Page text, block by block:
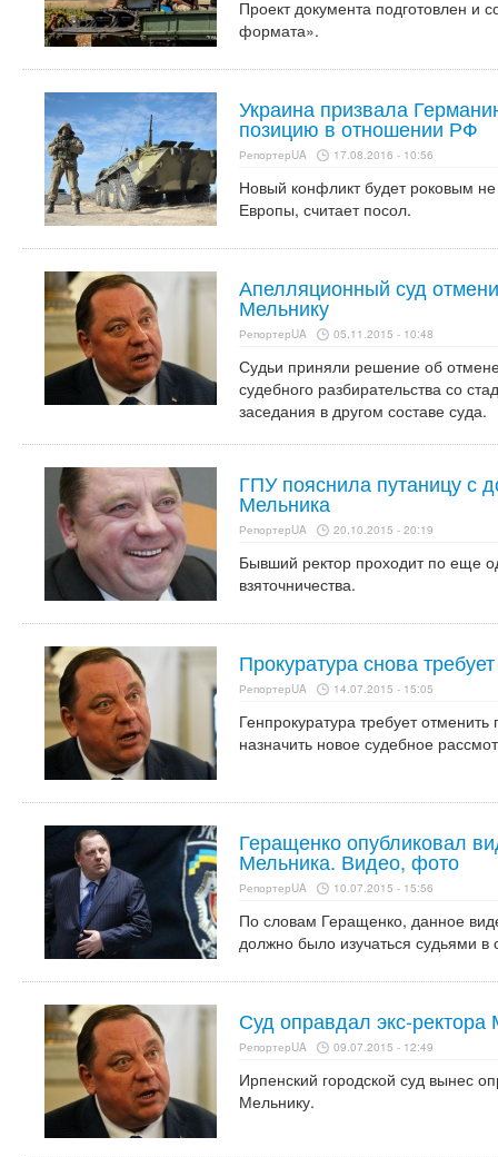
Проект документа подготовлен и
формата».
Украина призвала
позицию в отношении РФ
РепортерUA 17.08.2016 - 10:56
Новый конфликт будет роковым
Европы, считает посол.
Апелляционный суд
Мельнику
РепортерUA 05.11.2015 - 10:48
Судьи приняли решение об
судебного разбирательства со
заседания в другом составе суда.
ГПУ пояснила путаницу с
Мельника
РепортерUA 20.10.2015 - 20:19
Бывший ректор проходит по еще
взяточничества.
Прокуратура снова
РепортерUA 14.07.2015 - 15:05
Генпрокуратура требует
назначить новое судебное
Геращенко опубликовал
Мельника. Видео, фото
РепортерUA 10.07.2015 - 15:56
По словам Геращенко, данное
должно было изучаться судьями в
Суд оправдал экс-ректора
РепортерUA 09.07.2015 - 12:49
Ирпенский городской суд вынес
Мельнику.